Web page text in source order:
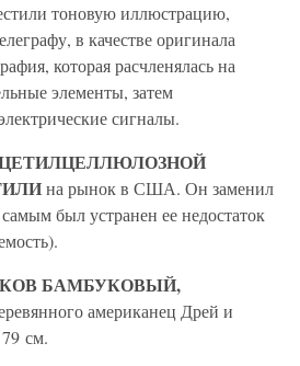
тоновую иллюстрацию,
в качестве оригинала
которая расчленялась на
элементы, затем
сигналы.
на рынок в США. Он заменил
был устранен ее недостаток
БАМБУКОВЫЙ,
американец Дрей и
см.